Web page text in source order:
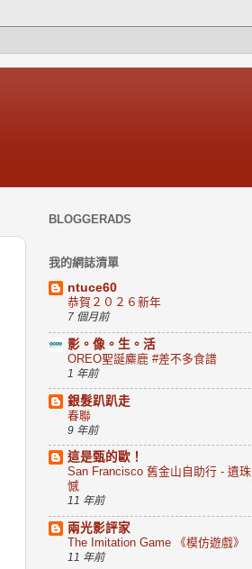
BLOGGERADS
我的網誌清單
ntuce60
恭賀２０２６新年
7 個月前
影。像。生。活
OREO聖誕麋鹿 #差不多食譜
1 年前
銀髮趴趴走
春聯
9 年前
這是甄的歐！
San Francisco 舊金山自助行 - 遺珠
憾
11 年前
兩光影評家
The Imitation Game 《模仿遊戲》
11 年前